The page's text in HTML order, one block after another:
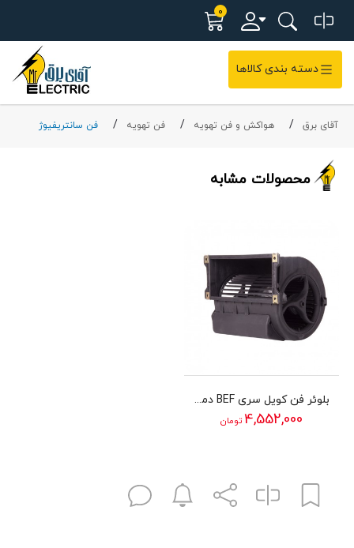
0
دسته بندی کالاها
آقای برق هواکش و فن تهویه فن تهویه فن سانتریفیوژ
محصولات مشابه
بلوئر فن کویل سری BEF دمنده مدل 20/20A4SP-L
4,552,000 تومان